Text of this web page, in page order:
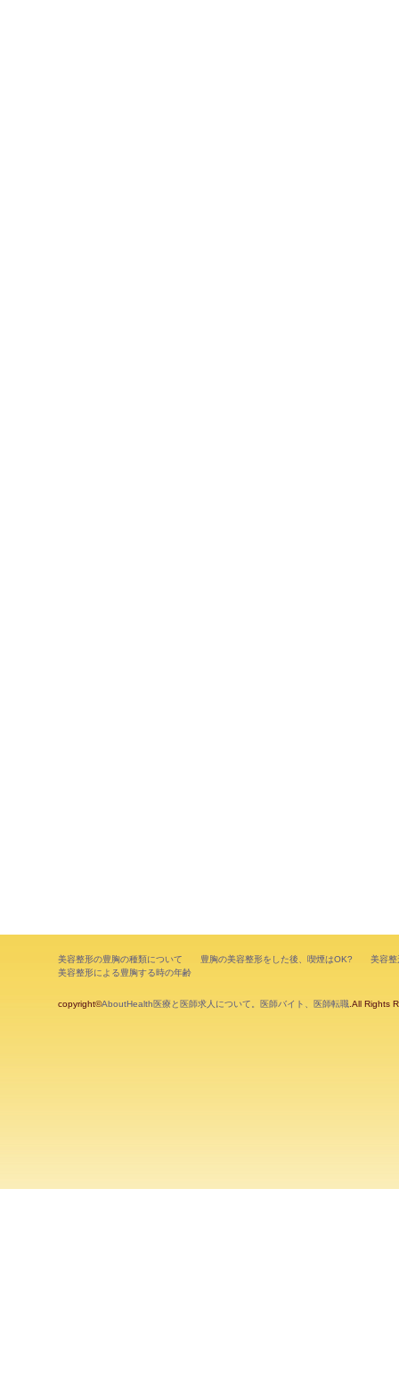
美容整形の豊胸の種類について 豊胸の美容整形をした後、喫煙はOK?
美容整
美容整形による豊胸する時の年齢
copyright©AboutHealth医療と医師求人について。医師バイト、医師転職 .All Rights